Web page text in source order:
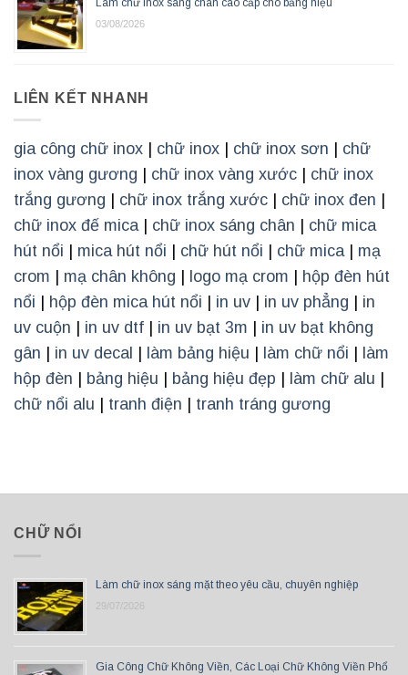
Làm chữ inox sáng chân cao cấp cho bảng hiệu
03/08/2026
LIÊN KẾT NHANH
gia công chữ inox chữ inox chữ inox sơn
chữ
inox vàng gương
chữ inox vàng xước
chữ inox
trắng gương
chữ inox trắng xước chữ inox đen
chữ inox đế mica| chữ inox sáng chân
chữ mica
hút nổi
mica hút nổi chữ hút nổi chữ mica| mạ
crom
mạ chân không logo mạ crom
hộp đèn hút
nổi
hộp đèn mica hút nổi in uv in uv phẳng
in
uv cuộn
in uv dtf in uv bạt 3m
in uv bạt không
gân
in uv decal làm bảng hiệu làm chữ nổi
làm
hộp đèn
bảng hiệu bảng hiệu đẹp làm chữ alu
chữ nổi alu
tranh điện tranh tráng gương
CHỮ NỔI
Làm chữ inox sáng mặt theo yêu cầu, chuyên nghiệp
29/07/2026
Gia Công Chữ Không Viền, Các Loại Chữ Không Viền Phổ